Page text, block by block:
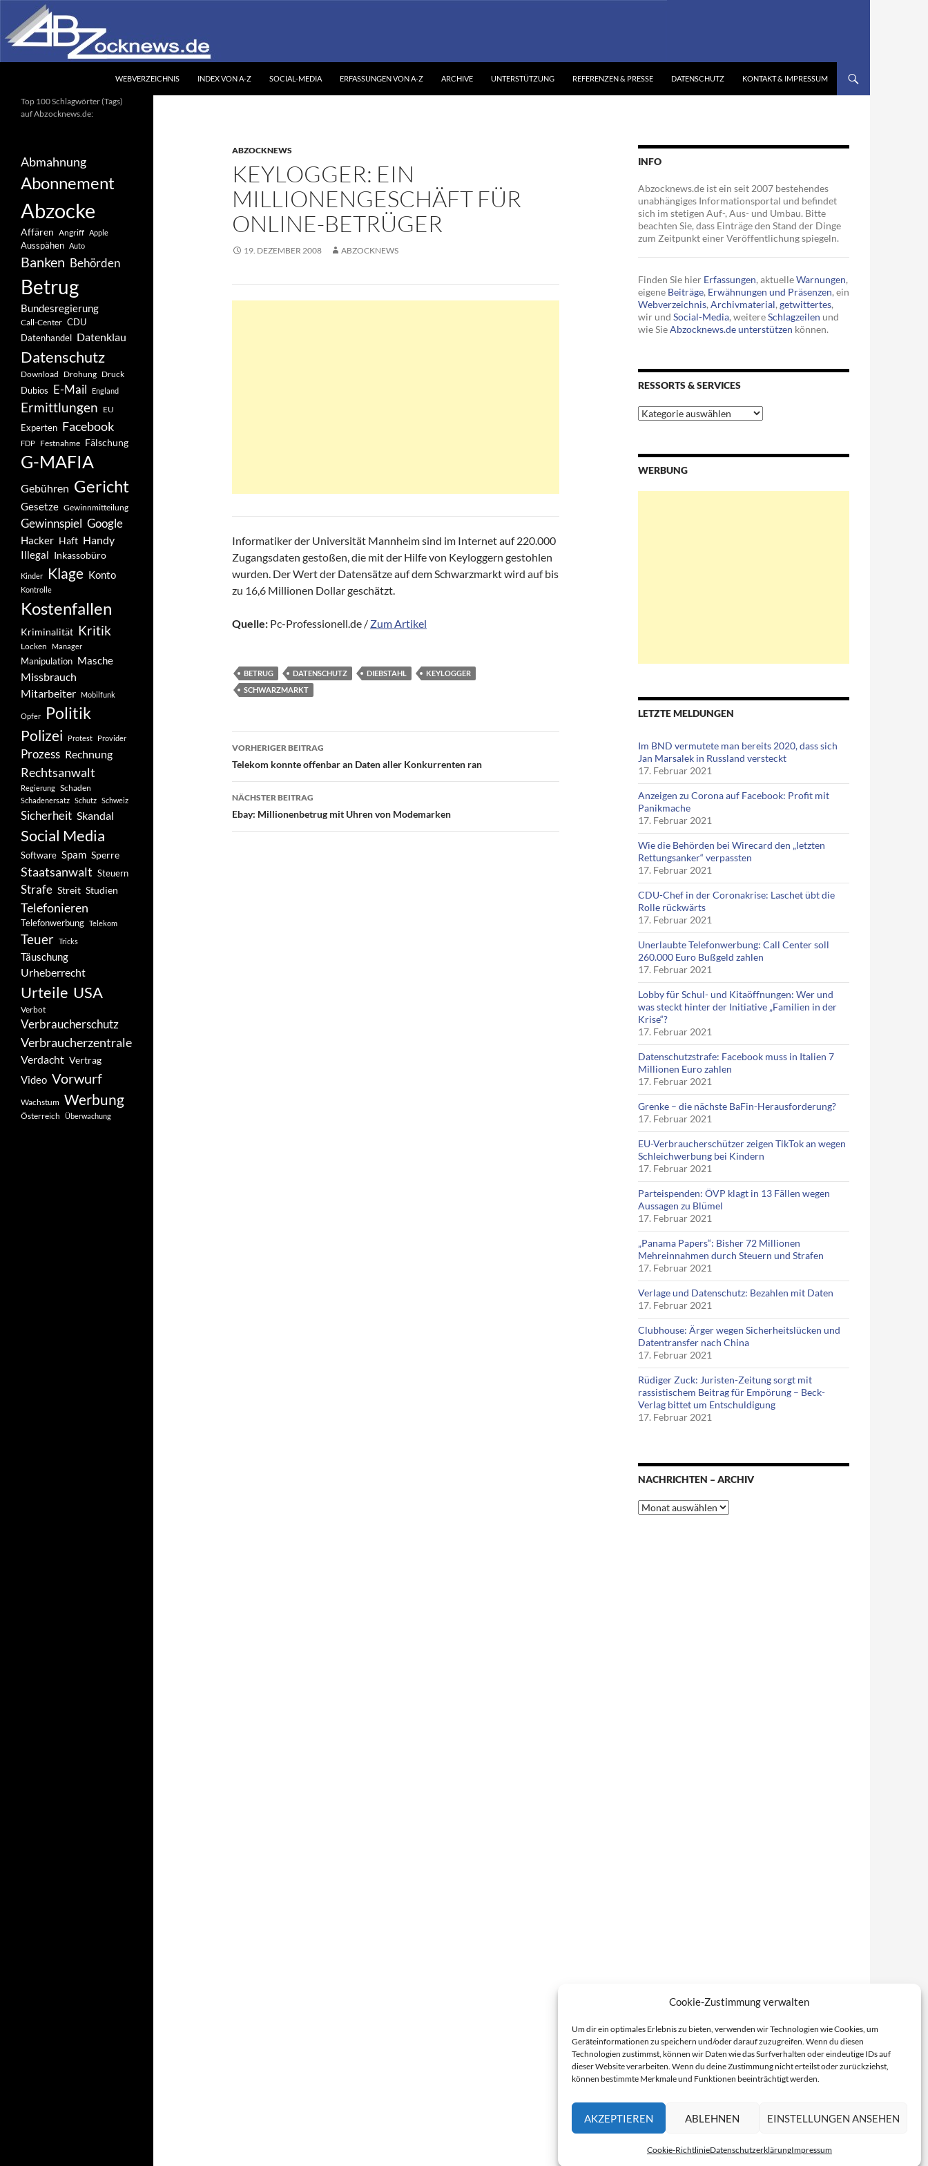
Cookie-Zustimmung verwalten
Um dir ein optimales Erlebnis zu bieten, verwenden wir Technologien wie Cookies, um
Geräteinformationen zu speichern und/oder darauf zuzugreifen. Wenn du diesen
Technologien zustimmst, können wir Daten wie das Surfverhalten oder eindeutige IDs auf
dieser Website verarbeiten. Wenn du deine Zustimmung nicht erteilst oder zurückziehst,
können bestimmte Merkmale und Funktionen beeinträchtigt werden.
AKZEPTIEREN ABLEHNEN EINSTELLUNGEN ANSEHEN
Cookie-RichtlinieDatenschutzerklärungImpressum
Inhalt
springen
WEBVERZEICHNIS INDEX VON A-Z SOCIAL-MEDIA ERFASSUNGEN VON A-Z ARCHIVE UNTERSTÜTZUNG REFERENZEN & PRESSE DATENSCHUTZ KONTAKT & IMPRESSUM
ABZOCKNEWS
KEYLOGGER: EIN
MILLIONENGESCHÄFT FÜR
ONLINE-BETRÜGER
19. DEZEMBER 2008 ABZOCKNEWS
Informatiker der Universität Mannheim sind im Internet auf 220.000
Zugangsdaten gestoßen, die mit der Hilfe von Keyloggern gestohlen
wurden. Der Wert der Datensätze auf dem Schwarzmarkt wird auf bis
zu 16,6 Millionen Dollar geschätzt.
Quelle: Pc-Professionell.de / Zum Artikel
BETRUG DATENSCHUTZ DIEBSTAHL
KEYLOGGER
SCHWARZMARKT
Beitragsnavigation
VORHERIGER BEITRAG
Telekom konnte offenbar an Daten aller Konkurrenten ran
NÄCHSTER BEITRAG
Ebay: Millionenbetrug mit Uhren von Modemarken
INFO
Abzocknews.de ist ein seit 2007 bestehendes
unabhängiges Informationsportal und befindet
sich im stetigen Auf-, Aus- und Umbau. Bitte
beachten Sie, dass Einträge den Stand der Dinge
zum Zeitpunkt einer Veröffentlichung spiegeln.
Finden Sie hier Erfassungen, aktuelleWarnungen,
eigene Beiträge, Erwähnungen und Präsenzen, ein
Webverzeichnis, Archivmaterial, getwittertes,
wir und Social-Media, weitereSchlagzeilen und
wie SieAbzocknews.de unterstützen können.
RESSORTS & SERVICES
Ressorts
&
WERBUNG
LETZTE MELDUNGEN
Im BND vermutete man bereits 2020, dass sich
Jan Marsalek in Russland versteckt
17. Februar 2021
Anzeigen zu Corona auf Facebook: Profit mit
Panikmache
17. Februar 2021
Wie die Behörden bei Wirecard den „letzten
Rettungsanker“ verpassten
17. Februar 2021
CDU-Chef in der Coronakrise: Laschet übt die
Rolle rückwärts
17. Februar 2021
Unerlaubte Telefonwerbung: Call Center soll
260.000 Euro Bußgeld zahlen
17. Februar 2021
Lobby für Schul- und Kitaöffnungen: Wer und
was steckt hinter der Initiative „Familien in der
Krise“?
17. Februar 2021
Datenschutzstrafe: Facebook muss in Italien 7
Millionen Euro zahlen
17. Februar 2021
Grenke – die nächste BaFin-Herausforderung?
17. Februar 2021
EU-Verbraucherschützer zeigen TikTok an wegen
Schleichwerbung bei Kindern
17. Februar 2021
Parteispenden: ÖVP klagt in 13 Fällen wegen
Aussagen zu Blümel
17. Februar 2021
„Panama Papers“: Bisher 72 Millionen
Mehreinnahmen durch Steuern und Strafen
17. Februar 2021
Verlage und Datenschutz: Bezahlen mit Daten
17. Februar 2021
Clubhouse: Ärger wegen Sicherheitslücken und
Datentransfer nach China
17. Februar 2021
Rüdiger Zuck: Juristen-Zeitung sorgt mit
rassistischem Beitrag für Empörung – Beck-
Verlag bittet um Entschuldigung
17. Februar 2021
NACHRICHTEN – ARCHIV
Nachrichten
–
Ihr unabhängiges
Informationsportal
Top 100 Schlagwörter (Tags)
auf Abzocknews.de:
Abmahnung
Abonnement
Abzocke
Affären Angriff Apple
Ausspähen Auto
Banken Behörden
Betrug
Bundesregierung
Call-Center CDU
Datenhandel Datenklau
Datenschutz
Download Drohung Druck
Dubios E-Mail England
Ermittlungen EU
Experten Facebook
FDP Festnahme Fälschung
G-MAFIA
Gebühren Gericht
Gesetze Gewinnmitteilung
Gewinnspiel Google
Hacker Haft Handy
Illegal Inkassobüro
Kinder Klage Konto
Kontrolle
Kostenfallen
Kriminalität Kritik
Locken Manager
Manipulation Masche
Missbrauch
Mitarbeiter
Mobilfunk
Opfer Politik
Polizei Protest Provider
Prozess Rechnung
Rechtsanwalt
Regierung Schaden
Schadenersatz Schutz Schweiz
Sicherheit Skandal
Social Media
Software Spam Sperre
Staatsanwalt Steuern
Strafe Streit Studien
Telefonieren
Telefonwerbung Telekom
Teuer Tricks
Täuschung
Urheberrecht
Urteile USA
Verbot
Verbraucherschutz
Verbraucherzentrale
Verdacht Vertrag
Video Vorwurf
Wachstum Werbung
Österreich Überwachung